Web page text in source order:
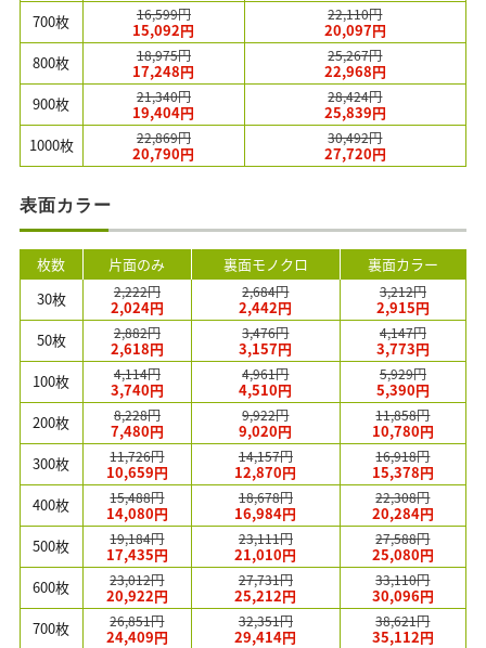
700枚
16,599円
15,092円
22,110円
20,097円
800枚
18,975円
17,248円
25,267円
22,968円
900枚
21,340円
19,404円
28,424円
25,839円
1000枚
22,869円
20,790円
30,492円
27,720円
表面カラー
枚数 片面のみ 裏面モノクロ
裏面カラー
30枚
2,222円
2,024円
2,684円
2,442円
3,212円
2,915円
50枚
2,882円
2,618円
3,476円
3,157円
4,147円
3,773円
100枚
4,114円
3,740円
4,961円
4,510円
5,929円
5,390円
200枚
8,228円
7,480円
9,922円
9,020円
11,858円
10,780円
300枚
11,726円
10,659円
14,157円
12,870円
16,918円
15,378円
400枚
15,488円
14,080円
18,678円
16,984円
22,308円
20,284円
500枚
19,184円
17,435円
23,111円
21,010円
27,588円
25,080円
600枚
23,012円
20,922円
27,731円
25,212円
33,110円
30,096円
700枚
26,851円
24,409円
32,351円
29,414円
38,621円
35,112円